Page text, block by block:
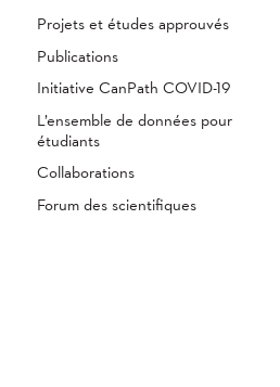
Projets et études approuvés
Publications
Initiative CanPath COVID-19
L’ensemble de données pour
étudiants
Collaborations
Forum des scientifiques